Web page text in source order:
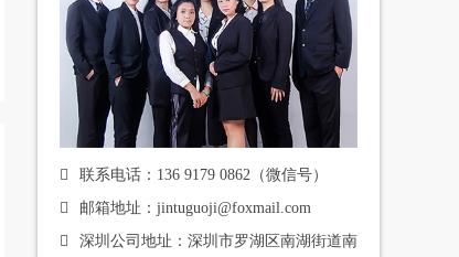
联系电话：136 9179 0862（微信号）
邮箱地址：jintuguoji@foxmail.com
深圳公司地址：深圳市罗湖区南湖街道南